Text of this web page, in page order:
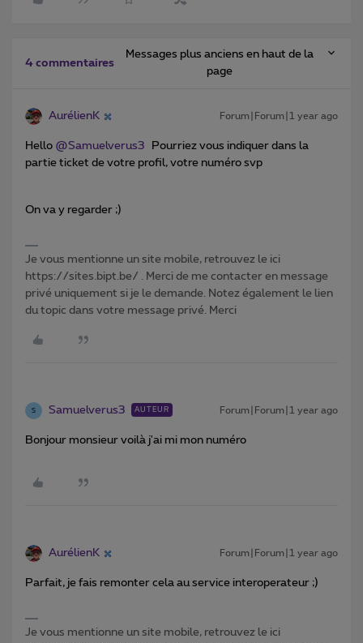
4 commentaires
Messages plus anciens en haut de la
page
AurélienK Forum|Forum|1 year ago
Hello ​ @Samuelverus3 Pourriez vous indiquer dans la
partie ticket de votre profil, votre numéro svp
On va y regarder ;)
Je vous mentionne un site mobile, retrouvez le ici
https://sites.bipt.be/ . Merci de me contacter en message
privé uniquement si je le demande. Notez également le lien
du topic dans votre message privé. Merci
S Samuelverus3 AUTEUR Forum|Forum|1 year ago
Bonjour monsieur voilà j'ai mi mon numéro
AurélienK Forum|Forum|1 year ago
Parfait, je fais remonter cela au service interoperateur ;)
Je vous mentionne un site mobile, retrouvez le ici